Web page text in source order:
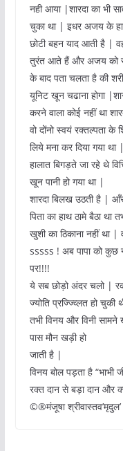
नही आया |शारदा का भी
चुका था | इधर अजय के
छोटी बहन याद आती है |
तुरंत आते हैं और अजय को
के बाद पता चलता है की
यूनिट खून चढाना होगा
करने वाला कोई नहीं था
वो दोंनो स्वयं रक्तल्पता
लिये मना कर दिया गया था |
हालात बिगड़ते जा रहे थे
खून पानी हो गया था |
शारदा बिलख उठती है |
पिता का हाथ ठामे बैठा
खुशी का ठिकाना नहीं था |
sssss ! अब पापा को कुछ
पर!!!!
ये सब छोड़ो अंदर चलो |
ज्योति प्रज्ज्व्लित हो चुकी
तभी विनय और विनी
पास मौन खड़ी हो
जाती है |
विनय बोल पड़ता है “भाभी
रक्त दान से बड़ा दान और
©®मंजूषा श्रीवास्तव’मृदुल’